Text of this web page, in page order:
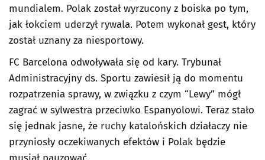
mundialem. Polak został wyrzucony z boiska po tym,
jak łokciem uderzył rywala. Potem wykonał gest, który
został uznany za niesportowy.
FC Barcelona odwoływała się od kary. Trybunał
Administracyjny ds. Sportu zawiesił ją do momentu
rozpatrzenia sprawy, w związku z czym “Lewy” mógł
zagrać w sylwestra przeciwko Espanyolowi. Teraz stało
się jednak jasne, że ruchy katalońskich działaczy nie
przyniosły oczekiwanych efektów i Polak będzie